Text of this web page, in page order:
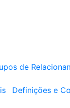
de
Definições e